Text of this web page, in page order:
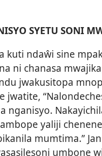
SYETU SONI
kuti ndaŵi sine
ni chanasa
jwakusitopa
jwatite,
nganisyo.
yaliji
mumtima.”
umbone